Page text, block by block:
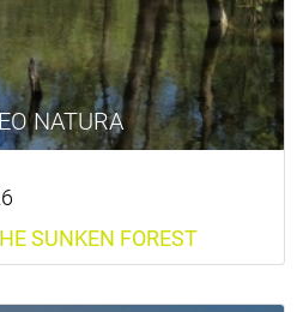
NATURA
SUNKEN FOREST